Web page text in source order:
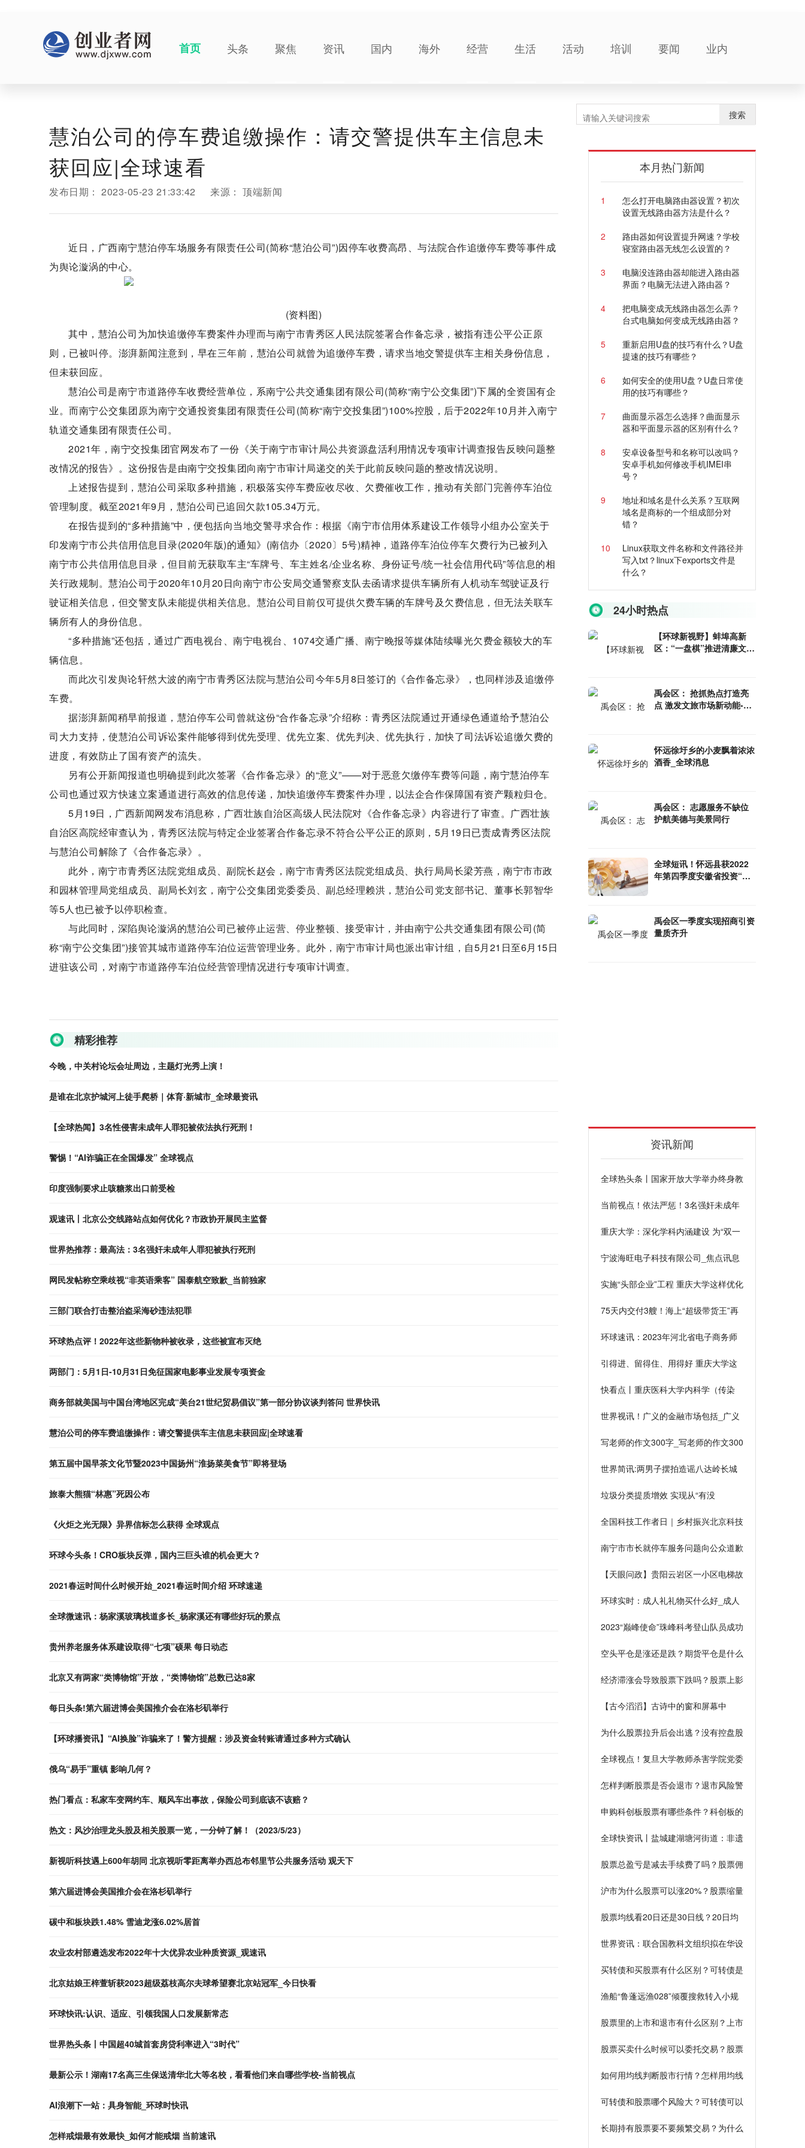
首页 头条 聚焦 资讯 国内 海外 经营 生活 活动 培训 要闻 业内
慧泊公司的停车费追缴操作：请交警提供车主信息未
获回应|全球速看
发布日期： 2023-05-23 21:33:42 来源： 顶端新闻
近日，广西南宁慧泊停车场服务有限责任公司(简称“慧泊公司”)因停车收费高昂、与法院合作追缴停车费等事件成
为舆论漩涡的中心。
(资料图)
其中，慧泊公司为加快追缴停车费案件办理而与南宁市青秀区人民法院签署合作备忘录，被指有违公平公正原
则，已被叫停。澎湃新闻注意到，早在三年前，慧泊公司就曾为追缴停车费，请求当地交警提供车主相关身份信息，
但未获回应。
慧泊公司是南宁市道路停车收费经营单位，系南宁公共交通集团有限公司(简称“南宁公交集团”)下属的全资国有企
业。而南宁公交集团原为南宁交通投资集团有限责任公司(简称“南宁交投集团”)100%控股，后于2022年10月并入南宁
轨道交通集团有限责任公司。
2021年，南宁交投集团官网发布了一份《关于南宁市审计局公共资源盘活利用情况专项审计调查报告反映问题整
改情况的报告》。这份报告是由南宁交投集团向南宁市审计局递交的关于此前反映问题的整改情况说明。
上述报告提到，慧泊公司采取多种措施，积极落实停车费应收尽收、欠费催收工作，推动有关部门完善停车泊位
管理制度。截至2021年9月，慧泊公司已追回欠款105.34万元。
在报告提到的“多种措施”中，便包括向当地交警寻求合作：根据《南宁市信用体系建设工作领导小组办公室关于
印发南宁市公共信用信息目录(2020年版)的通知》(南信办〔2020〕5号)精神，道路停车泊位停车欠费行为已被列入
南宁市公共信用信息目录，但目前无获取车主“车牌号、车主姓名/企业名称、身份证号/统一社会信用代码”等信息的相
关行政规制。慧泊公司于2020年10月20日向南宁市公安局交通警察支队去函请求提供车辆所有人机动车驾驶证及行
驶证相关信息，但交警支队未能提供相关信息。慧泊公司目前仅可提供欠费车辆的车牌号及欠费信息，但无法关联车
辆所有人的身份信息。
“多种措施”还包括，通过广西电视台、南宁电视台、1074交通广播、南宁晚报等媒体陆续曝光欠费金额较大的车
辆信息。
而此次引发舆论轩然大波的南宁市青秀区法院与慧泊公司今年5月8日签订的《合作备忘录》，也同样涉及追缴停
车费。
据澎湃新闻稍早前报道，慧泊停车公司曾就这份“合作备忘录”介绍称：青秀区法院通过开通绿色通道给予慧泊公
司大力支持，使慧泊公司诉讼案件能够得到优先受理、优先立案、优先判决、优先执行，加快了司法诉讼追缴欠费的
进度，有效防止了国有资产的流失。
另有公开新闻报道也明确提到此次签署《合作备忘录》的“意义”——对于恶意欠缴停车费等问题，南宁慧泊停车
公司也通过双方快速立案通道进行高效的信息传递，加快追缴停车费案件办理，以法企合作保障国有资产颗粒归仓。
5月19日，广西新闻网发布消息称，广西壮族自治区高级人民法院对《合作备忘录》内容进行了审查。广西壮族
自治区高院经审查认为，青秀区法院与特定企业签署合作备忘录不符合公平公正的原则，5月19日已责成青秀区法院
与慧泊公司解除了《合作备忘录》。
此外，南宁市青秀区法院党组成员、副院长赵会，南宁市青秀区法院党组成员、执行局局长梁芳燕，南宁市市政
和园林管理局党组成员、副局长刘玄，南宁公交集团党委委员、副总经理赖洪，慧泊公司党支部书记、董事长郭智华
等5人也已被予以停职检查。
与此同时，深陷舆论漩涡的慧泊公司已被停止运营、停业整顿、接受审计，并由南宁公共交通集团有限公司(简
称“南宁公交集团”)接管其城市道路停车泊位运营管理业务。此外，南宁市审计局也派出审计组，自5月21日至6月15日
进驻该公司，对南宁市道路停车泊位经营管理情况进行专项审计调查。
精彩推荐
今晚，中关村论坛会址周边，主题灯光秀上演！
是谁在北京护城河上徒手爬桥｜体育·新城市_全球最资讯
【全球热闻】3名性侵害未成年人罪犯被依法执行死刑！
警惕！“AI诈骗正在全国爆发” 全球视点
印度强制要求止咳糖浆出口前受检
观速讯丨北京公交线路站点如何优化？市政协开展民主监督
世界热推荐：最高法：3名强奸未成年人罪犯被执行死刑
网民发帖称空乘歧视“非英语乘客” 国泰航空致歉_当前独家
三部门联合打击整治盗采海砂违法犯罪
环球热点评！2022年这些新物种被收录，这些被宣布灭绝
两部门：5月1日-10月31日免征国家电影事业发展专项资金
商务部就美国与中国台湾地区完成“美台21世纪贸易倡议”第一部分协议谈判答问 世界快讯
慧泊公司的停车费追缴操作：请交警提供车主信息未获回应|全球速看
第五届中国早茶文化节暨2023中国扬州“淮扬菜美食节”即将登场
旅泰大熊猫“林惠”死因公布
《火炬之光无限》异界信标怎么获得 全球观点
环球今头条！CRO板块反弹，国内三巨头谁的机会更大？
2021春运时间什么时候开始_2021春运时间介绍 环球速递
全球微速讯：杨家溪玻璃栈道多长_杨家溪还有哪些好玩的景点
贵州养老服务体系建设取得“七项”硕果 每日动态
北京又有两家“类博物馆”开放，“类博物馆”总数已达8家
每日头条!第六届进博会美国推介会在洛杉矶举行
【环球播资讯】“AI换脸”诈骗来了！警方提醒：涉及资金转账请通过多种方式确认
俄乌“易手”重镇 影响几何？
热门看点：私家车变网约车、顺风车出事故，保险公司到底该不该赔？
热文：风沙治理龙头股及相关股票一览，一分钟了解！（2023/5/23）
新视听科技遇上600年胡同 北京视听零距离举办西总布邻里节公共服务活动 观天下
第六届进博会美国推介会在洛杉矶举行
碳中和板块跌1.48% 雪迪龙涨6.02%居首
农业农村部遴选发布2022年十大优异农业种质资源_观速讯
北京姑娘王梓萱斩获2023超级荔枝高尔夫球希望赛北京站冠军_今日快看
环球快讯:认识、适应、引领我国人口发展新常态
世界热头条丨中国超40城首套房贷利率进入“3时代”
最新公示！湖南17名高三生保送清华北大等名校，看看他们来自哪些学校-当前视点
AI浪潮下一站：具身智能_环球时快讯
怎样戒烟最有效最快_如何才能戒烟 当前速讯
搜索
本月热门新闻
1
怎么打开电脑路由器设置？初次
设置无线路由器方法是什么？
2
路由器如何设置提升网速？学校
寝室路由器无线怎么设置的？
3
电脑没连路由器却能进入路由器
界面？电脑无法进入路由器？
4
把电脑变成无线路由器怎么弄？
台式电脑如何变成无线路由器？
5
重新启用U盘的技巧有什么？U盘
提速的技巧有哪些？
6
如何安全的使用U盘？U盘日常使
用的技巧有哪些？
7
曲面显示器怎么选择？曲面显示
器和平面显示器的区别有什么？
8
安卓设备型号和名称可以改吗？
安卓手机如何修改手机IMEI串
号？
9
地址和域名是什么关系？互联网
域名是商标的一个组成部分对
错？
10
Linux获取文件名称和文件路径并
写入txt？linux下exports文件是
什么？
24小时热点
【环球新视野】蚌埠高新
区：“一盘棋”推进清廉文化
禹会区： 抢抓热点打造亮
点 激发文旅市场新动能-环
怀远徐圩乡的小麦飘着浓浓
酒香_全球消息
禹会区： 志愿服务不缺位
护航美德与美景同行
全球短讯！怀远县获2022
年第四季度安徽省投资“赛
禹会区一季度实现招商引资
量质齐升
资讯新闻
全球热头条丨国家开放大学举办终身教
当前视点！依法严惩！3名强奸未成年
重庆大学：深化学科内涵建设 为“双一
宁波海旺电子科技有限公司_焦点讯息
实施“头部企业”工程 重庆大学这样优化
75天内交付3艘！海上“超级带货王”再
环球速讯：2023年河北省电子商务师
举行
引得进、留得住、用得好 重庆大学这
快看点丨重庆医科大学内科学（传染
中国”建设
世界视讯！广义的金融市场包括_广义
写老师的作文300字_写老师的作文300
世界简讯:两男子摆拍造谣八达岭长城
滋事，依法刑事拘留！
垃圾分类提质增效 实现从“有没
全国科技工作者日｜乡村振兴北京科技
的翅膀_世界速看
南宁市市长就停车服务问题向公众道歉
钟【天眼问政】贵阳云岩区一小区电梯故
环球实时：成人礼礼物买什么好_成人
2023“巅峰使命”珠峰科考登山队员成功
空头平仓是涨还是跌？期货平仓是什么
经济滞涨会导致股票下跌吗？股票上影
【古今滔滔】古诗中的窗和屏幕中
为什么股票拉升后会出逃？没有控盘股
全球视点！复旦大学教师杀害学院党委
怎样判断股票是否会退市？退市风险警
申购科创板股票有哪些条件？科创板的
全球快资讯丨盐城建湖塘河街道：非遗
股票总盈亏是减去手续费了吗？股票佣
沪市为什么股票可以涨20%？股票缩量
股票均线看20日还是30日线？20日均
世界资讯：联合国教科文组织拟在华设
买转债和买股票有什么区别？可转债是
渔船“鲁蓬远渔028”倾覆搜救转入小规
股票里的上市和退市有什么区别？上市
股票买卖什么时候可以委托交易？股票
如何用均线判断股市行情？怎样用均线
可转债和股票哪个风险大？可转债可以
长期持有股票要不要频繁交易？为什么